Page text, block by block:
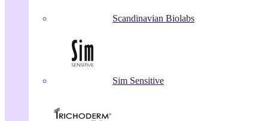
Scandinavian Biolabs
Sim Sensitive